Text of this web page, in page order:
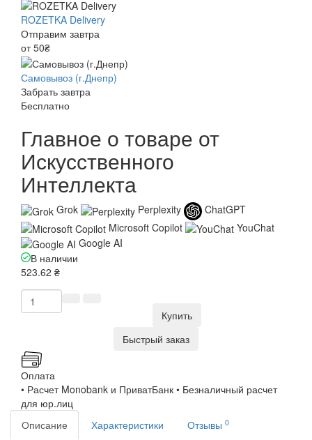
ROZETKA Delivery
Отправим завтра
от 50₴
Самовывоз (г.Днепр)
Забрать завтра
Бесплатно
Главное о товаре от
Искусственного
Интеллекта
Grok Perplexity
ChatGPT
Microsoft Copilot
YouChat
Google AI
В наличии
523.62 ₴
Купить
Быстрый заказ
Оплата
• Расчет Monobank и ПриватБанк • Безналичный расчет
для юр.лиц
Описание
Характеристики Отзывы 0